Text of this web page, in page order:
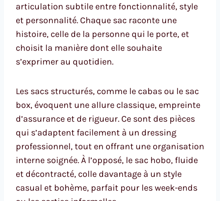
articulation subtile entre fonctionnalité, style
et personnalité. Chaque sac raconte une
histoire, celle de la personne qui le porte, et
choisit la manière dont elle souhaite
s’exprimer au quotidien.
Les sacs structurés, comme le cabas ou le sac
box, évoquent une allure classique, empreinte
d’assurance et de rigueur. Ce sont des pièces
qui s’adaptent facilement à un dressing
professionnel, tout en offrant une organisation
interne soignée. À l’opposé, le sac hobo, fluide
et décontracté, colle davantage à un style
casual et bohème, parfait pour les week-ends